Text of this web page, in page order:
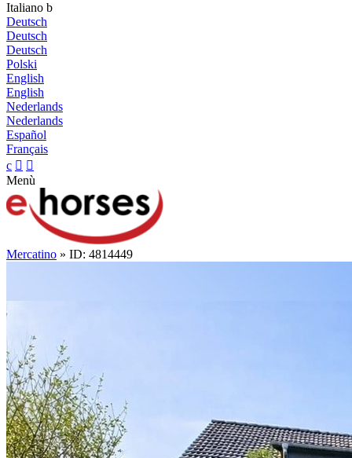
Italiano b
Deutsch
Deutsch
Deutsch
Polski
English
English
Nederlands
Nederlands
Español
Français
c  
Menù
Mercatino » ID: 4814449